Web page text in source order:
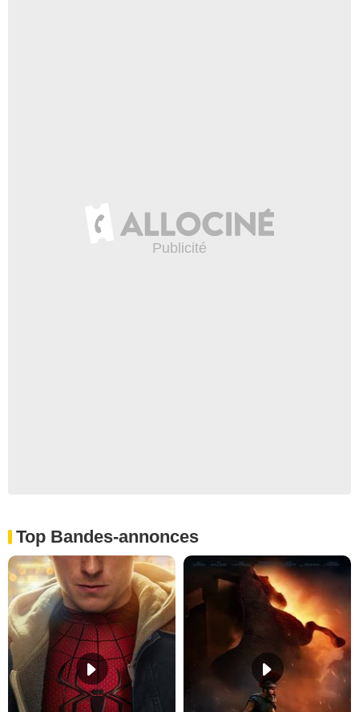
Top Bandes-annonces